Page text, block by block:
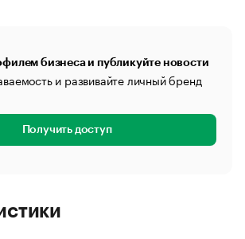
бизнеса и публикуйте новости
и развивайте личный бренд
Получить доступ